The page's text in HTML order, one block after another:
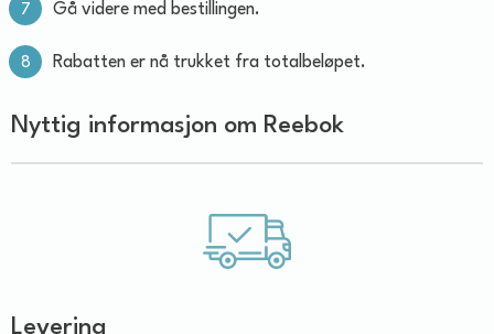
Gå videre med bestillingen.
Rabatten er nå trukket fra totalbeløpet.
Nyttig informasjon om Reebok
Levering